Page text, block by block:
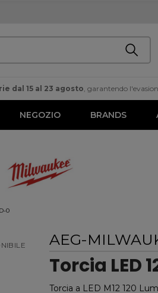
dal 15 al 23 agosto , garantendo
NEGOZIO BRANDS
0
AEG-
Torcia LED
Torcia a LED M12 120